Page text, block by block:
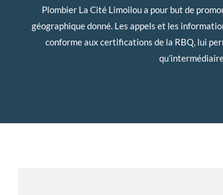
Plombier La Cité Limoilou a pour but de
géographique donné. Les appels et les
conforme aux certifications de la RBQ, lui